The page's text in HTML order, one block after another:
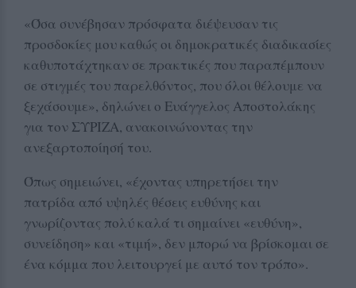
«Όσα συνέβησαν πρόσφατα διέψευσαν τις
προσδοκίες μου καθώς οι δημοκρατικές διαδικασίες
καθυποτάχτηκαν σε πρακτικές που παραπέμπουν
σε στιγμές του παρελθόντος, που όλοι θέλουμε να
ξεχάσουμε», δηλώνει ο Ευάγγελος Αποστολάκης
για τον ΣΥΡΙΖΑ, ανακοινώνοντας την
ανεξαρτοποίησή του.
Όπως σημειώνει, «έχοντας υπηρετήσει την
πατρίδα από υψηλές θέσεις ευθύνης και
γνωρίζοντας πολύ καλά τι σημαίνει «ευθύνη»,
συνείδηση» και «τιμή», δεν μπορώ να βρίσκομαι σε
ένα κόμμα που λειτουργεί με αυτό τον τρόπο».